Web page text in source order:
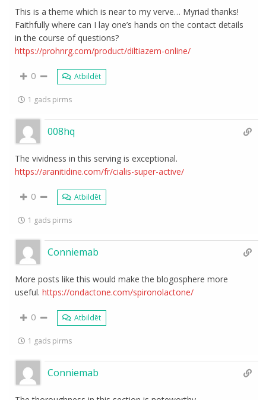
This is a theme which is near to my verve… Myriad thanks!
Faithfully where can I lay one’s hands on the contact details
in the course of questions?
https://prohnrg.com/product/diltiazem-online/
0 Atbildēt
1 gads pirms
008hq
The vividness in this serving is exceptional.
https://aranitidine.com/fr/cialis-super-active/
0 Atbildēt
1 gads pirms
Conniemab
More posts like this would make the blogosphere more
useful.https://ondactone.com/spironolactone/
0 Atbildēt
1 gads pirms
Conniemab